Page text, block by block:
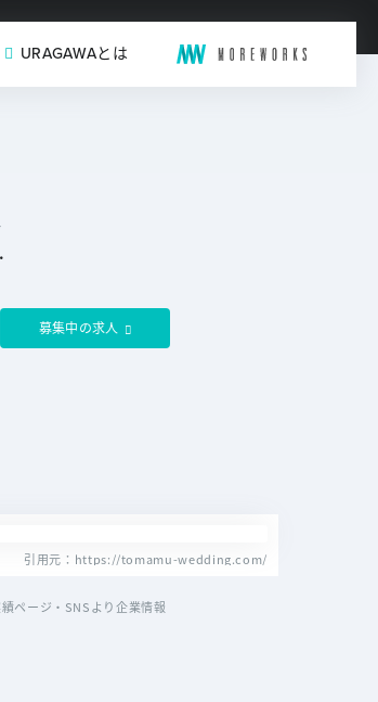
URAGAWAとは
募集中の求人
引用元：https://tomamu-wedding.com/
ページ・SNSより企業情報